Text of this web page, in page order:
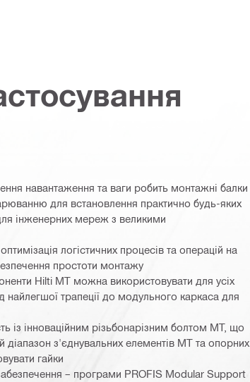
навантаження та ваги робить монтажні балки
для встановлення практично будь-яких
інженерних мереж з великими
логістичних процесів та операцій на
простоти монтажу
Hilti MT можна використовувати для усіх
трапеції до модульного каркаса для
із інноваційним різьбонарізним болтом MT, що
з'єднувальних елементів MT та опорних
гайки
– програми PROFIS Modular Support